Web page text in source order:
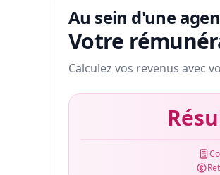
Au sein d'une
Votre
Calculez vos revenus avec